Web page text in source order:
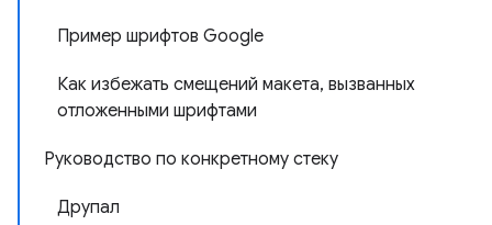
Пример шрифтов Google
Как избежать смещений макета, вызванных
отложенными шрифтами
Руководство по конкретному стеку
Друпал